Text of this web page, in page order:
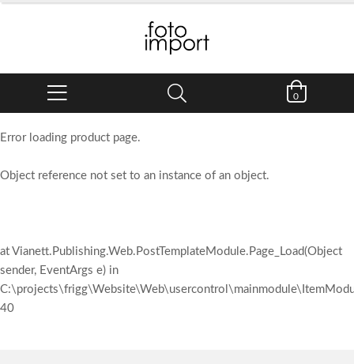
0
Error loading product page.
Object reference not set to an instance of an object.
at Vianett.Publishing.Web.PostTemplateModule.Page_Load(Object
sender, EventArgs e) in
40